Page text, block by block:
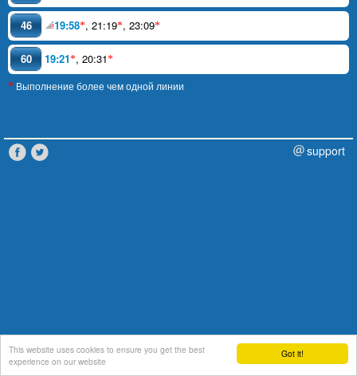
Got it!
This website uses cookies to ensure you get the best
experience on our website
46 19:58*, 21:19*, 23:09*
60 19:21*, 20:31*
* Выполнение более чем одной линии
support